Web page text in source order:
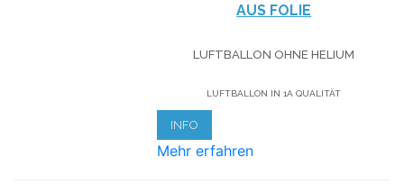
AUS FOLIE
LUFTBALLON OHNE HELIUM
LUFTBALLON IN 1A QUALITÄT
INFO
Mehr erfahren